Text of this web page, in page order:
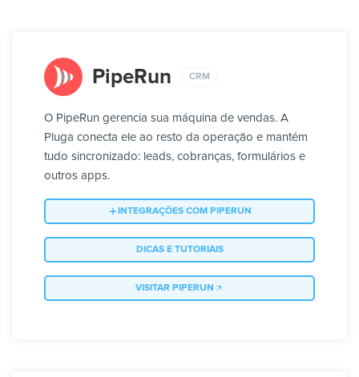
PipeRun CRM
O PipeRun gerencia sua máquina de vendas. A
Pluga conecta ele ao resto da operação e mantém
tudo sincronizado: leads, cobranças, formulários e
outros apps.
INTEGRAÇÕES COM PIPERUN
DICAS E TUTORIAIS
VISITAR PIPERUN